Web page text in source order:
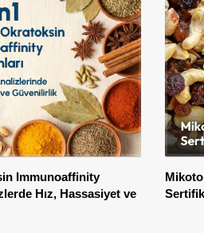
Immunoaffinity
Hız, Hassasiyet ve